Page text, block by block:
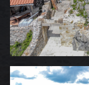
ACCUEIL